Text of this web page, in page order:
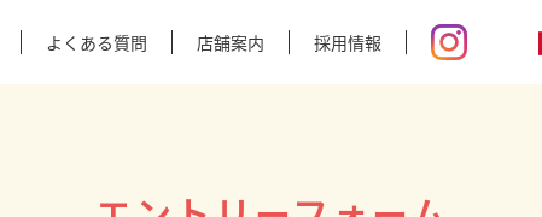
よくある質問 店舗案内 採用情報